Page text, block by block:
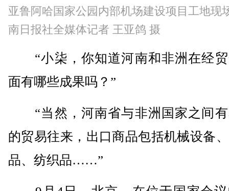
亚鲁阿哈国家公园内部机场建设项目工地现
南日报社全媒体记者 王亚鸽 摄
“小柒，你知道河南和非洲在经贸
面有哪些成果吗？”
“当然，河南省与非洲国家之间有
的贸易往来，出口商品包括机械设备
品、纺织品……”